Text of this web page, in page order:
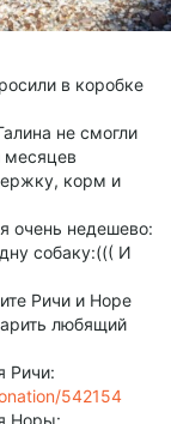
в коробке
не смогли
месяцев
корм и
очень недешево:
собаку:((( И
Ричи и Норе
любящий
Ричи:
542154
Норы: